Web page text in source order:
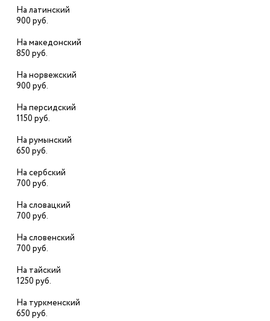
На латинский
900 руб.
На македонский
850 руб.
На норвежский
900 руб.
На персидский
1150 руб.
На румынский
650 руб.
На сербский
700 руб.
На словацкий
700 руб.
На словенский
700 руб.
На тайский
1250 руб.
На туркменский
650 руб.